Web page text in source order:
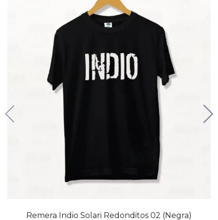
20% OFF
Remera Indio Solari Redonditos 02 (Negra)